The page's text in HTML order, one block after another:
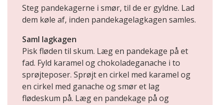
Steg pandekagerne i smør, til de er gyldne. Lad
dem køle af, inden pandekagelagkagen samles.
Saml lagkagen
Pisk fløden til skum. Læg en pandekage på et
fad. Fyld karamel og chokoladeganache i to
sprøjteposer. Sprøjt en cirkel med karamel og
en cirkel med ganache og smør et lag
flødeskum på. Læg en pandekage på og